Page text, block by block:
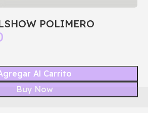
POLIMERO
Al Carrito
Buy Now